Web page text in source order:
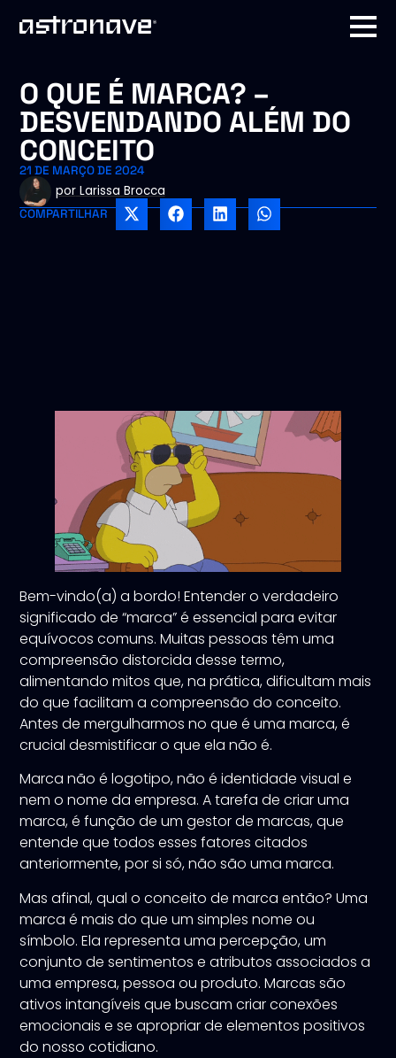
O QUE É MARCA? –
DESVENDANDO ALÉM DO
CONCEITO
21 DE MARÇO DE 2024
porLarissa Brocca
COMPARTILHAR
Bem-vindo(a) a bordo! Entender o verdadeiro
significado de “marca” é essencial para evitar
equívocos comuns. Muitas pessoas têm uma
compreensão distorcida desse termo,
alimentando mitos que, na prática, dificultam mais
do que facilitam a compreensão do conceito.
Antes de mergulharmos no que é uma marca, é
crucial desmistificar o que ela não é.
Marca não é logotipo, não é identidade visual e
nem o nome da empresa. A tarefa de criar uma
marca, é função de um gestor de marcas, que
entende que todos esses fatores citados
anteriormente, por si só, não são uma marca.
Mas afinal, qual o conceito de marca então? Uma
marca é mais do que um simples nome ou
símbolo. Ela representa uma percepção, um
conjunto de sentimentos e atributos associados a
uma empresa, pessoa ou produto. Marcas são
ativos intangíveis que buscam criar conexões
emocionais e se apropriar de elementos positivos
do nosso cotidiano.